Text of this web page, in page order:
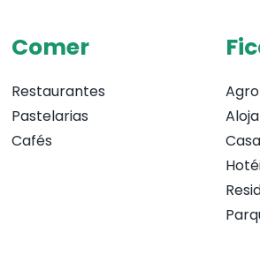
Comer
Restaurantes
Pastelarias
Cafés